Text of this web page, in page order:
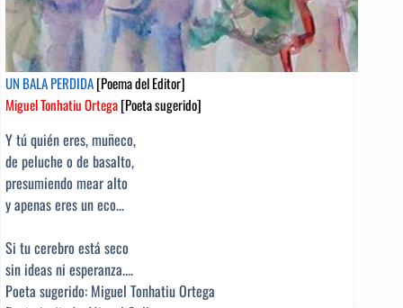
UN BALA PERDIDA[Poema del Editor]
Miguel Tonhatiu Ortega[Poeta sugerido]
Y tú quién eres, muñeco,
de peluche o de basalto,
presumiendo mear alto
y apenas eres un eco...
Si tu cerebro está seco
sin ideas ni esperanza....
Poeta sugerido: Miguel Tonhatiu Ortega